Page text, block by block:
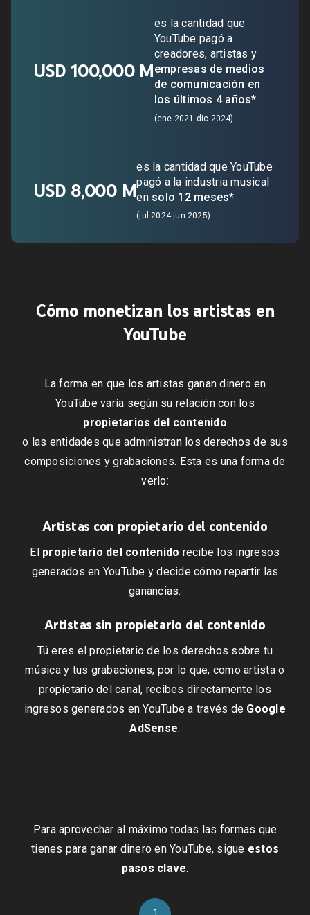
USD 100,000 M
es la cantidad que
YouTube pagó a
creadores, artistas y
empresas de medios
de comunicación en
los últimos 4 años*
(ene 2021-dic 2024)
USD 8,000 M
es la cantidad que YouTube
pagó a la industria musical
en solo 12 meses*
(jul 2024-jun 2025)
Cómo monetizan los artistas en
YouTube
La forma en que los artistas ganan dinero en
YouTube varía según su relación con los
propietarios del contenido
o las entidades que administran los derechos de sus
composiciones y grabaciones. Esta es una forma de
verlo:
Artistas con propietario del contenido
El propietario del contenido recibe los ingresos
generados en YouTube y decide cómo repartir las
ganancias.
Artistas sin propietario del contenido
Tú eres el propietario de los derechos sobre tu
música y tus grabaciones, por lo que, como artista o
propietario del canal, recibes directamente los
ingresos generados en YouTube a través de Google
AdSense.
Para aprovechar al máximo todas las formas que
tienes para ganar dinero en YouTube, sigue estos
pasos clave: